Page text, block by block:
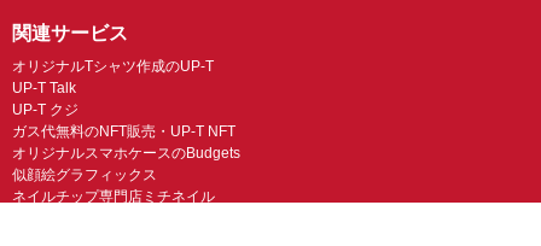
関連サービス
オリジナルTシャツ作成のUP-T
UP-T Talk
UP-T クジ
ガス代無料のNFT販売・UP-T NFT
オリジナルスマホケースのBudgets
似顔絵グラフィックス
ネイルチップ専門店ミチネイル